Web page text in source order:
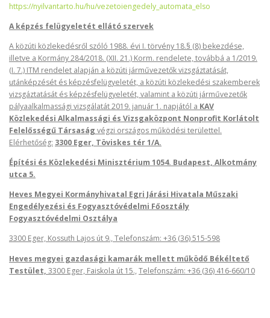
https://nyilvantarto.hu/hu/vezetoiengedely_automata_elso
A képzés felügyeletét ellátó szervek
A közúti közlekedésről szóló 1988. évi I. törvény 18.§ (8) bekezdése,
illetve a Kormány 284/2018. (XII. 21.) Korm. rendelete, továbbá a 1/2019.
(I. 7.) ITM rendelet alapján a közúti járművezetők vizsgáztatását,
utánképzését és képzésfelügyeletét, a közúti közlekedési szakemberek
vizsgáztatását és képzésfelügyeletét, valamint a közúti járművezetők
pályaalkalmassági vizsgálatát 2019. január 1. napjától a KAV
Közlekedési Alkalmassági és Vizsgaközpont Nonprofit Korlátolt
Felelősségű Társaság végzi országos működési területtel.
Elérhetőség: 3300 Eger, Töviskes tér 1/A.
Építési és Közlekedési Minisztérium 1054. Budapest, Alkotmány
utca 5.
Heves Megyei Kormányhivatal Egri Járási Hivatala Műszaki
Engedélyezési és Fogyasztóvédelmi Főosztály
Fogyasztóvédelmi Osztálya
3300 Eger, Kossuth Lajos út 9., Telefonszám: +36 (36) 515-598
Heves megyei gazdasági kamarák mellett működő Békéltető
Testület, 3300 Eger, Faiskola út 15., Telefonszám: +36 (36) 416-660/10